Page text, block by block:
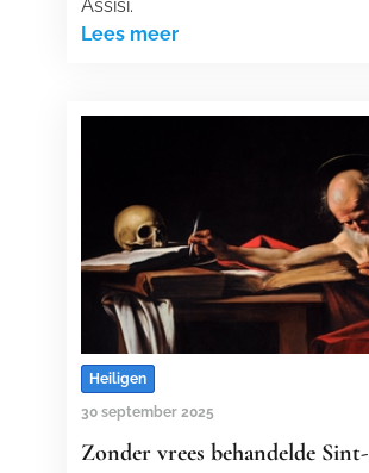
Assisi.
Lees meer
Heiligen
30 september 2025
Zonder vrees behandelde Sint-